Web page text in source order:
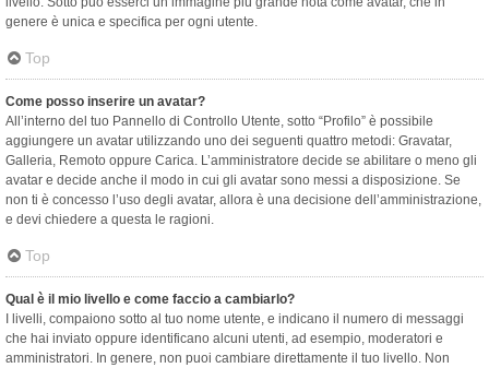
genere è unica e specifica per ogni utente.
Top
Come posso inserire un avatar?
All’interno del tuo Pannello di Controllo Utente, sotto “Profilo” è possibile
aggiungere un avatar utilizzando uno dei seguenti quattro metodi: Gravatar,
Galleria, Remoto oppure Carica. L’amministratore decide se abilitare o meno gli
avatar e decide anche il modo in cui gli avatar sono messi a disposizione. Se
non ti è concesso l’uso degli avatar, allora è una decisione dell’amministrazione,
e devi chiedere a questa le ragioni.
Top
Qual è il mio livello e come faccio a cambiarlo?
I livelli, compaiono sotto al tuo nome utente, e indicano il numero di messaggi
che hai inviato oppure identificano alcuni utenti, ad esempio, moderatori e
amministratori. In genere, non puoi cambiare direttamente il tuo livello. Non